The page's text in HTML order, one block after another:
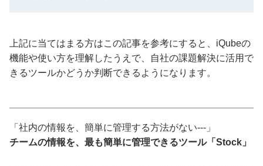
上記に当てはまる方はこの記事を参考にすると、iQubeの
機能や使い方を理解したうえで、自社の課題解決に活用で
きるツールかどうか判断できるようになります。
「社内の情報を、簡単に管理する方法がない---」
チームの情報を、最も簡単に管理できるツール「Stock」